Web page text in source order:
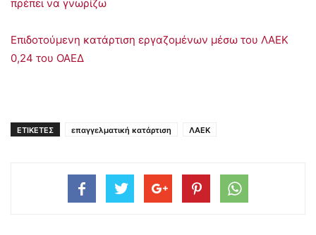
πρέπει να γνωρίζω
Επιδοτούμενη κατάρτιση εργαζομένων μέσω του ΛΑΕΚ
0,24 του ΟΑΕΔ
ΕΤΙΚΕΤΕΣ επαγγελματική κατάρτιση ΛΑΕΚ